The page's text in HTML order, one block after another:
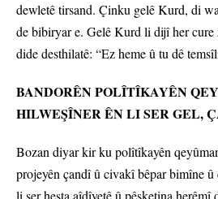
dewletê tirsand. Çinku gelê Kurd, di
de bibiryar e. Gelê Kurd li dijî her cure
dide desthilatê: “Ez heme û tu dê
BANDORÊN POLÎTÎKAYÊN
HILWEŞÎNER ÊN LI SER GEL,
Bozan diyar kir ku polîtîkayên
projeyên çandî û civakî bêpar bimîne
li ser hesta aîdîyetê û pêşketina